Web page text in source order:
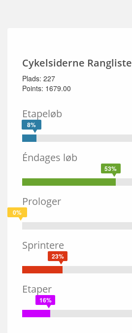
Cykelsiderne Rangliste
Plads: 227
Points: 1679.00
Etapeløb
8%
Éndages løb
53%
Prologer
0%
Sprintere
23%
Etaper
16%